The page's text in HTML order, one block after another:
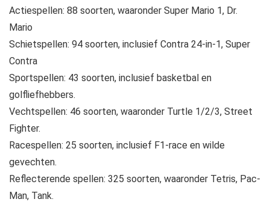
Actiespellen: 88 soorten, waaronder Super Mario 1, Dr.
Mario
Schietspellen: 94 soorten, inclusief Contra 24-in-1, Super
Contra
Sportspellen: 43 soorten, inclusief basketbal en
golfliefhebbers.
Vechtspellen: 46 soorten, waaronder Turtle 1/2/3, Street
Fighter.
Racespellen: 25 soorten, inclusief F1-race en wilde
gevechten.
Reflecterende spellen: 325 soorten, waaronder Tetris, Pac-
Man, Tank.